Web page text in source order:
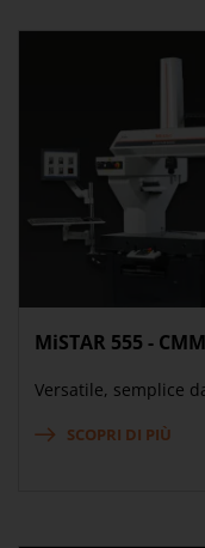
MiSTAR 555 -
Versatile, semplice
SCOPRI DI PIÙ